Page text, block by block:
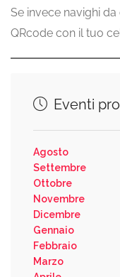
Se invece navighi
QRcode con il tuo
Eventi
Agosto
Settembre
Ottobre
Novembre
Dicembre
Gennaio
Febbraio
Marzo